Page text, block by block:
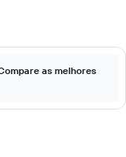
as melhores